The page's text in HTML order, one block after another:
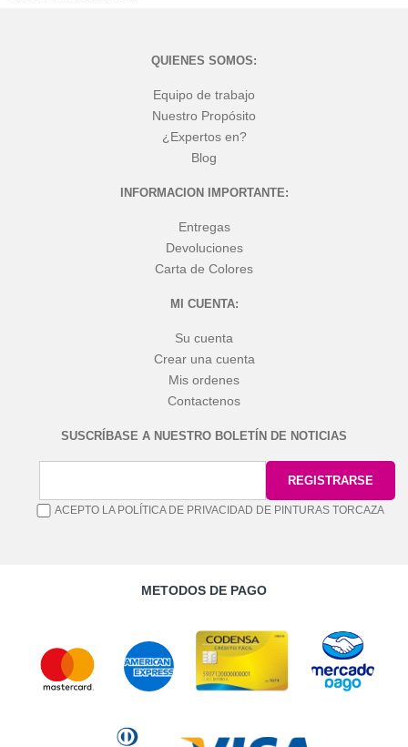
QUIENES SOMOS:
Equipo de trabajo
Nuestro Propósito
¿Expertos en?
Blog
INFORMACION IMPORTANTE:
Entregas
Devoluciones
Carta de Colores
MI CUENTA:
Su cuenta
Crear una cuenta
Mis ordenes
Contactenos
SUSCRÍBASE A NUESTRO BOLETÍN DE NOTICIAS
ACEPTO LA POLÍTICA DE PRIVACIDAD DE PINTURAS TORCAZA
METODOS DE PAGO